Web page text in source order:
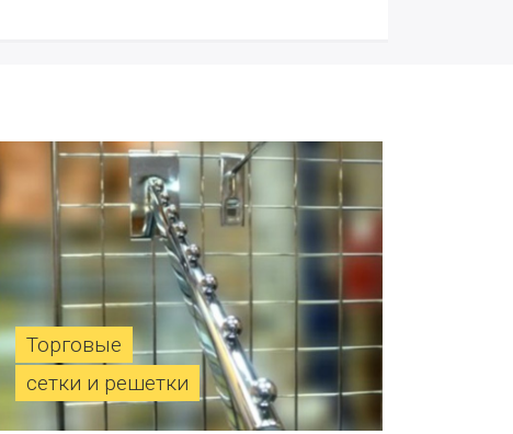
Торговые
сетки и решетки